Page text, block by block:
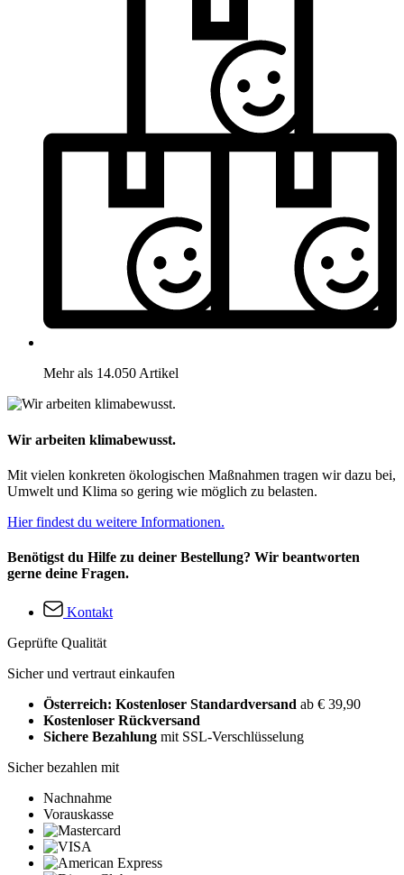
Mehr als 14.050 Artikel
Wir arbeiten klimabewusst.
Mit vielen konkreten ökologischen Maßnahmen tragen wir dazu bei,
Umwelt und Klima so gering wie möglich zu belasten.
Hier findest du weitere Informationen.
Benötigst du Hilfe zu deiner Bestellung? Wir beantworten
gerne deine Fragen.
Kontakt
Geprüfte Qualität
Sicher und vertraut einkaufen
Österreich: Kostenloser Standardversand ab € 39,90
Kostenloser Rückversand
Sichere Bezahlung mit SSL-Verschlüsselung
Sicher bezahlen mit
Nachnahme
Vorauskasse